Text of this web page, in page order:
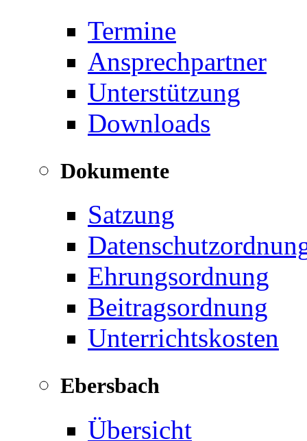
Termine
Ansprechpartner
Unterstützung
Downloads
Dokumente
Satzung
Ehrungsordnung
Beitragsordnung
Unterrichtskosten
Ebersbach
Übersicht